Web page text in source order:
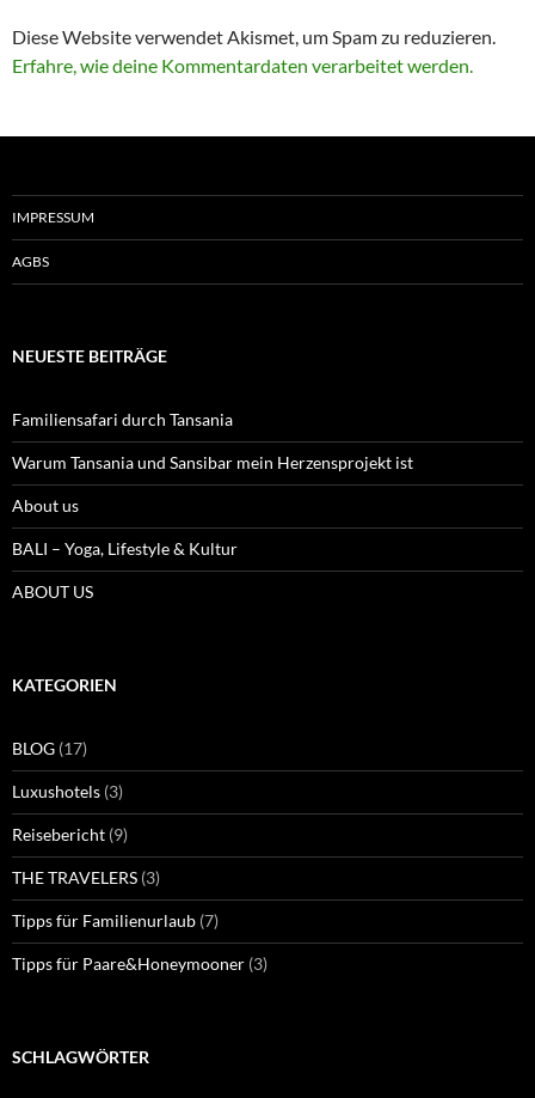
Diese Website verwendet Akismet, um Spam zu reduzieren.
Erfahre, wie deine Kommentardaten verarbeitet werden.
IMPRESSUM
AGBS
NEUESTE BEITRÄGE
Familiensafari durch Tansania
Warum Tansania und Sansibar mein Herzensprojekt ist
About us
BALI – Yoga, Lifestyle & Kultur
ABOUT US
KATEGORIEN
BLOG (17)
Luxushotels (3)
Reisebericht (9)
THE TRAVELERS (3)
Tipps für Familienurlaub (7)
Tipps für Paare&Honeymooner (3)
SCHLAGWÖRTER